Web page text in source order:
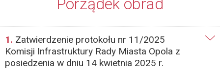
Porządek obrad
1. Zatwierdzenie protokołu nr 11/2025
Komisji Infrastruktury Rady Miasta Opola z
posiedzenia w dniu 14 kwietnia 2025 r.